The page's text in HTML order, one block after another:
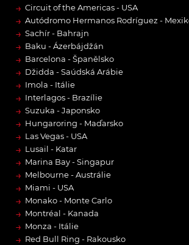
→ Circuit of the Americas - USA
→ Autódromo Hermanos Rodríguez -
→ Sachír - Bahrajn
→ Baku - Ázerbájdžán
→ Barcelona - Španělsko
→ Džidda - Saúdská Arábie
→ Imola - Itálie
→ Interlagos - Brazílie
→ Suzuka - Japonsko
→ Hungaroring - Maďarsko
→ Las Vegas - USA
→ Lusail - Katar
→ Marina Bay - Singapur
→ Melbourne - Austrálie
→ Miami - USA
→ Monako - Monte Carlo
→ Montréal - Kanada
→ Monza - Itálie
→ Red Bull Ring - Rakousko